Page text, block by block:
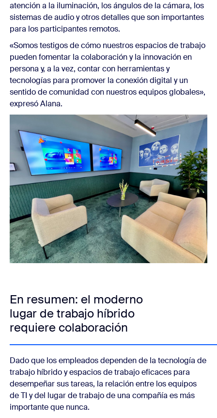
atención a la iluminación, los ángulos de la cámara, los
sistemas de audio y otros detalles que son importantes
para los participantes remotos.
«Somos testigos de cómo nuestros espacios de trabajo
pueden fomentar la colaboración y la innovación en
persona y, a la vez, contar con herramientas y
tecnologías para promover la conexión digital y un
sentido de comunidad con nuestros equipos globales»,
expresó Alana.
En resumen: el moderno
lugar de trabajo híbrido
requiere colaboración
Dado que los empleados dependen de la tecnología de
trabajo híbrido y espacios de trabajo eficaces para
desempeñar sus tareas, la relación entre los equipos
de TI y del lugar de trabajo de una compañía es más
importante que nunca.